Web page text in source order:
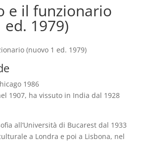
e il funzionario
1979)
(nuovo 1 ed. 1979)
1986
1907, ha vissuto in India dal 1928
all’Università di Bucarest dal 1933
a Londra e poi a Lisbona, nel